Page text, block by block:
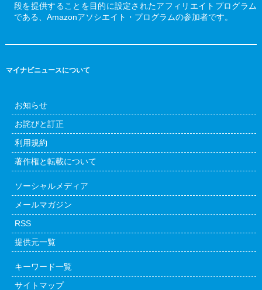
段を提供することを目的に設定されたアフィリエイトプログラム
である、Amazonアソシエイト・プログラムの参加者です。
マイナビニュースについて
お知らせ
お詫びと訂正
利用規約
著作権と転載について
ソーシャルメディア
メールマガジン
RSS
提供元一覧
キーワード一覧
サイトマップ